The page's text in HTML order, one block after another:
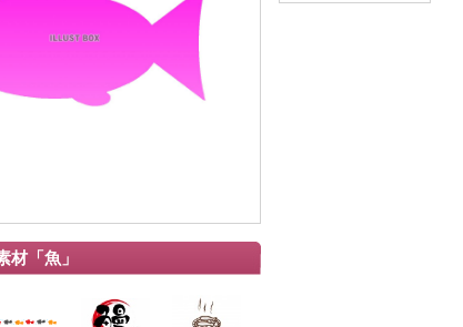
材「魚」